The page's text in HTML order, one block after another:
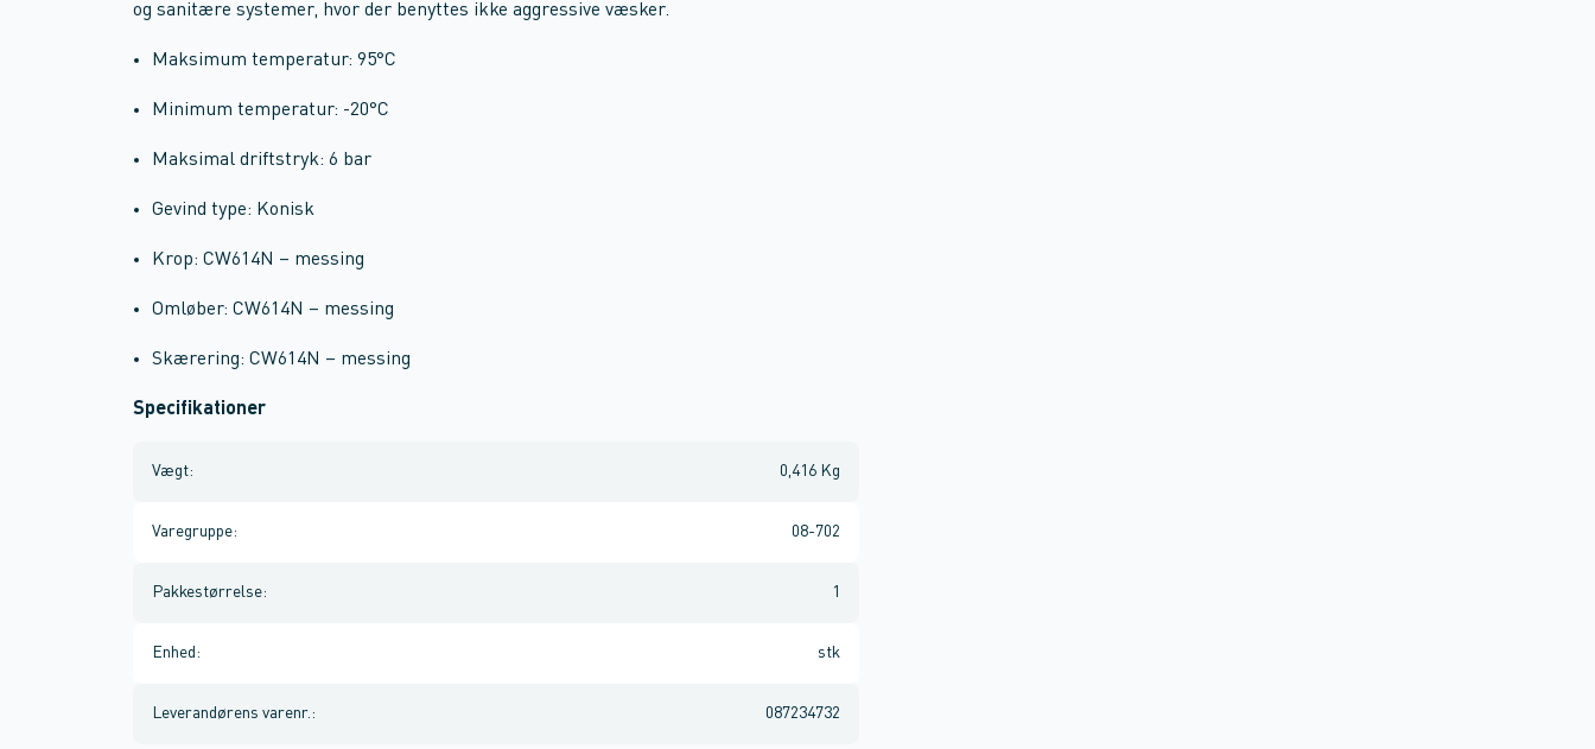
og sanitære systemer, hvor der benyttes ikke aggressive væsker.
Maksimum temperatur: 95°C
Minimum temperatur: -20°C
Maksimal driftstryk: 6 bar
Gevind type: Konisk
Krop: CW614N – messing
Omløber: CW614N – messing
Skærering: CW614N – messing
Specifikationer
Vægt: 0,416 Kg
Varegruppe: 08-702
Pakkestørrelse: 1
Enhed : stk
Leverandørens varenr. : 087234732